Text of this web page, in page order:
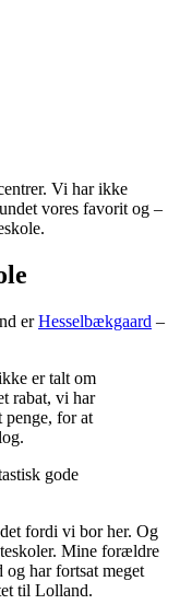
Vi har ikke
vores favorit og –
erHesselbækgaard –
er talt om
rabat, vi har
penge, for at
gode
fordi vi bor her. Og
Mine forældre
har fortsat meget
til Lolland.